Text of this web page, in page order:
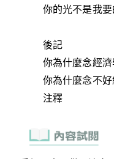
你的光不是我要
後記
你為什麼念經濟
你為什麼念不好
注釋